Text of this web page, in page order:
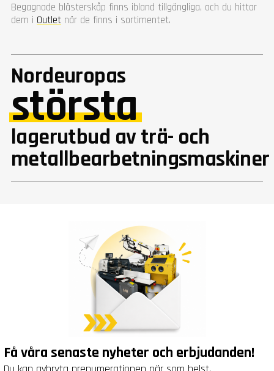
Begagnade blästerskåp finns ibland tillgängliga, och du hittar
dem i Outlet när de finns i sortimentet.
Nordeuropas
största
lagerutbud av trä- och
metallbearbetningsmaskiner
Få våra senaste nyheter och erbjudanden!